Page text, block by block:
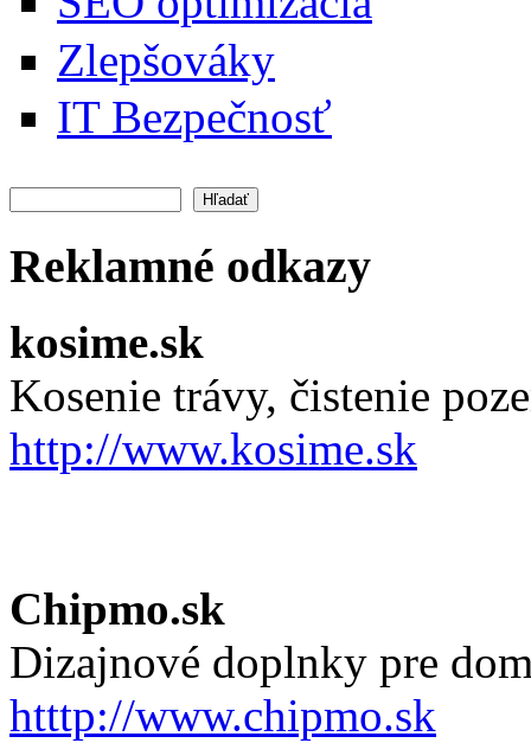
Zlepšováky
IT Bezpečnosť
Reklamné odkazy
kosime.sk
Kosenie trávy, čistenie
http://www.kosime.sk
Chipmo.sk
Dizajnové doplnky pre
htttp://www.chipmo.sk